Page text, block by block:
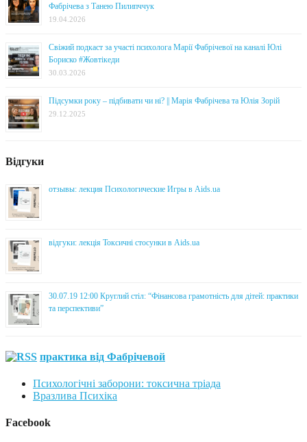
Фабрічева з Танею Пилипччук
19.04.2026
Свіжий подкаст за участі психолога Марії Фабрічевої на каналі Юлі
Бориско #Жовтікеди
30.03.2026
Підсумки року – підбивати чи ні? || Марія Фабрічева та Юлія Зорій
29.12.2025
Відгуки
отзывы: лекция Психологические Игры в Aids.ua
відгуки: лекція Токсичні стосунки в Aids.ua
30.07.19 12:00 Круглий стіл: “Фінансова грамотність для дітей: практики
та перспективи”
практика від Фабрічевой
Психологічні заборони: токсична тріада
Вразлива Психіка
Facebook